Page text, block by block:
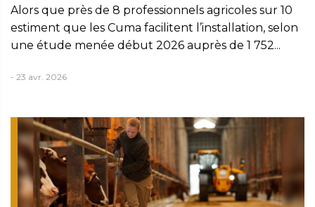
Alors que près de 8 professionnels agricoles sur 10
estiment que les Cuma facilitent l’installation, selon
une étude menée début 2026 auprès de 1 752...
- 23 avr. 2026